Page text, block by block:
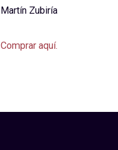
Martín Zubiría
Comprar aquí.